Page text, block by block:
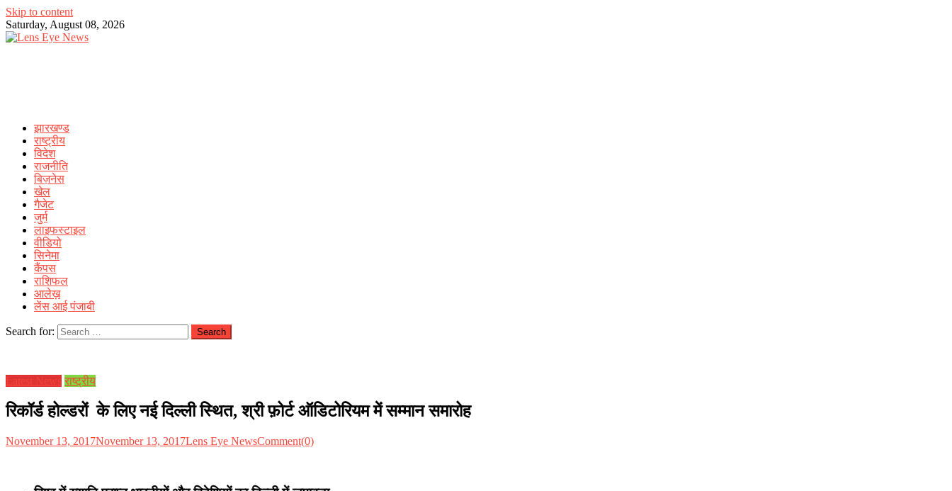
Skip to content
Saturday, August 08, 2026
झारखण्ड
राष्ट्रीय
विदेश
राजनीति
बिज़नेस
खेल
गैजेट
जुर्म
लाइफस्टाइल
वीडियो
सिनेमा
कैंपस
राशिफल
आलेख़
लेंस आई पंजाबी
Search for:
Latest News राष्ट्रीय
रिकॉर्ड होल्डरों के लिए नई दिल्ली स्थित, श्री फ़ोर्ट ऑडिटोरियम में सम्मान समारोह
November 13, 2017November 13, 2017Lens Eye NewsComment(0)